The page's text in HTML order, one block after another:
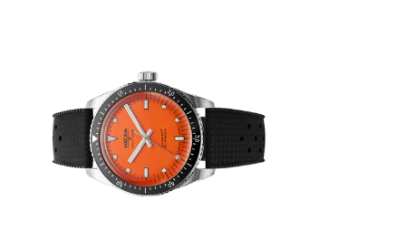
gọn gàng, nhưng
sắc đen trung tính
bè.
– một lựa chọn đáng
bảo rằng mỗi chi